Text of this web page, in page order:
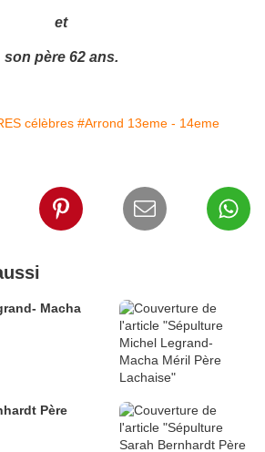
et
son père 62 ans.
célèbres #Arrond 13eme - 14eme
Macha
Père